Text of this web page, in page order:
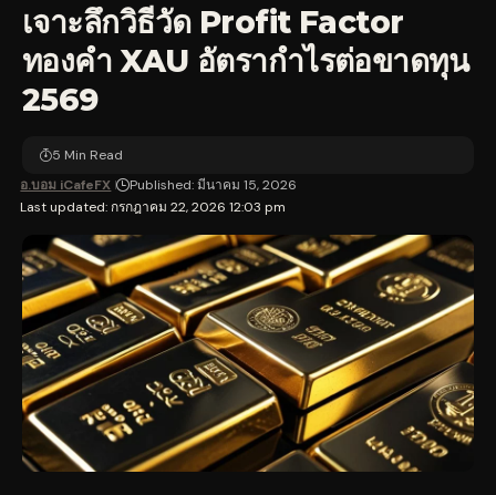
เจาะลึกวิธีวัด Profit Factor
ทองคำ XAU อัตรากำไรต่อขาดทุน
2569
Last updated: กรกฎาคม 22, 2026 12:03 pm
อ.บอม iCafeFX Published: มีนาคม 15, 2026
5 Min Read